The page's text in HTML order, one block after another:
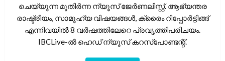
ചെയ്യുന്ന മുതിർന്ന ന്യൂസ് ജേർണലിസ്റ്റ്. ആഭ്യന്തര
രാഷ്ട്രീയം, സാമൂഹ്യ വിഷയങ്ങൾ, ക്രൈം റിപ്പോർട്ടിങ്ങ്
എന്നിവയിൽ 8 വർഷത്തിലേറെ പ്രവൃത്തിപരിചയം.
IBCLive-ൽ ഹെഡ് ന്യൂസ് കറസ്പോണ്ടന്റ്.